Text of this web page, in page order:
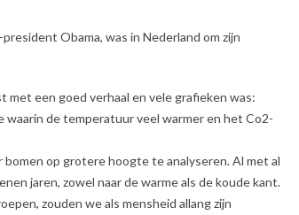
Obama, was in Nederland om zijn
met een goed verhaal en vele grafieken was:
waarin de temperatuur veel warmer en het Co2-
op grotere hoogte te analyseren. Al met al
jaren, zowel naar de warme als de koude kant.
zouden we als mensheid allang zijn